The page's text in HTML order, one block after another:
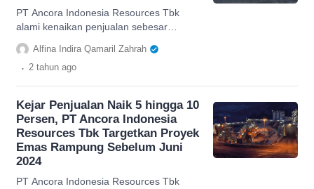
PT Ancora Indonesia Resources Tbk
alami kenaikan penjualan sebesar
Rp354 miliar dan mencatatkan
penurunan jumlah utang.
Alfina Indira Qamaril Zahrah
. 2 tahun ago
Kejar Penjualan Naik 5 hingga 10
Persen, PT Ancora Indonesia
Resources Tbk Targetkan Proyek
Emas Rampung Sebelum Juni
2024
PT Ancora Indonesia Resources Tbk